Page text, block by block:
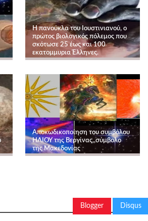
Η πανούκλα του Ιουστινιανού, ο
πρώτος βιολογικός πόλεμος που
σκότωσε 25 έως και 100
εκατομμυρια Έλληνες.
Αποκωδικοποίηση του συμβόλου
ΗΛΙΟΥ της Βεργίνας,,σύμβολο
της Μακεδονίας
Blogger Disqus